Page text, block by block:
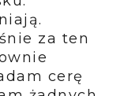
za ten
cerę